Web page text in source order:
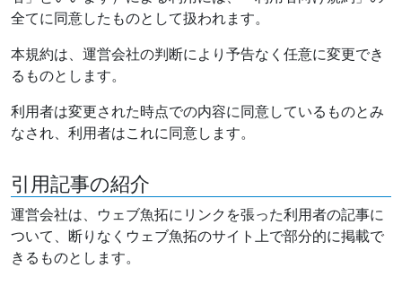
全てに同意したものとして扱われます。
本規約は、運営会社の判断により予告なく任意に変更でき
るものとします。
利用者は変更された時点での内容に同意しているものとみ
なされ、利用者はこれに同意します。
引用記事の紹介
運営会社は、ウェブ魚拓にリンクを張った利用者の記事に
ついて、断りなくウェブ魚拓のサイト上で部分的に掲載で
きるものとします。